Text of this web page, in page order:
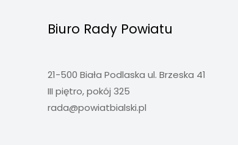
Biuro Rady Powiatu
21-500 Biała Podlaska ul. Brzeska 41
III piętro, pokój 325
rada@powiatbialski.pl